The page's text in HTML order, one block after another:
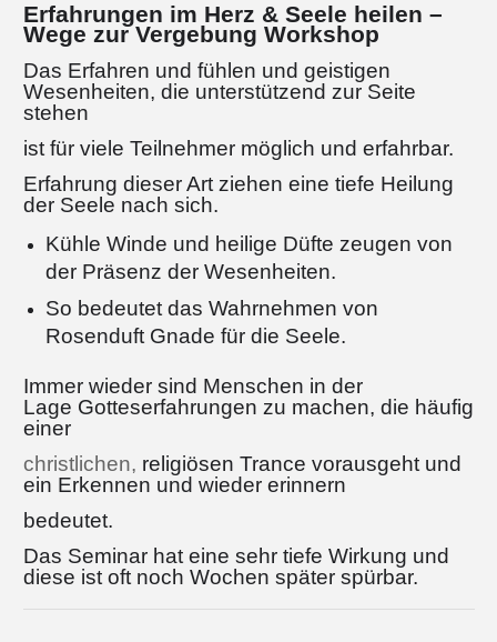
Erfahrungen im Herz & Seele heilen –
Wege zur Vergebung Workshop
Das Erfahren und fühlen und geistigen
Wesenheiten, die unterstützend zur Seite
stehen
ist für viele Teilnehmer möglich und erfahrbar.
Erfahrung dieser Art ziehen eine tiefe Heilung
der Seele nach sich.
Kühle Winde und heilige Düfte zeugen von
der Präsenz der Wesenheiten.
So bedeutet das Wahrnehmen von
Rosenduft Gnade für die Seele.
Immer wieder sind Menschen in der
Lage Gotteserfahrungen zu machen, die häufig
einer
christlichen, religiösen Trance vorausgeht und
ein Erkennen und wieder erinnern
bedeutet.
Das Seminar hat eine sehr tiefe Wirkung und
diese ist oft noch Wochen später spürbar.